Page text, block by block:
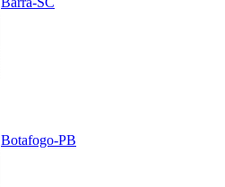
Botafogo-PB